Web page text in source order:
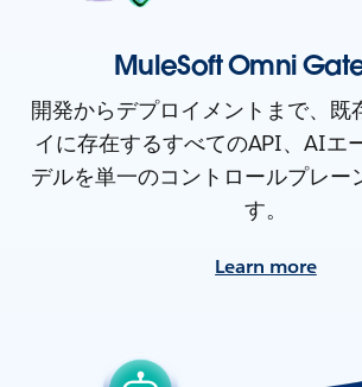
MuleSoft Omni
開発からデプロイメントまで、既
イに存在するすべてのAPI、AIエ
デルを単一のコントロールプレー
す。
Learn more